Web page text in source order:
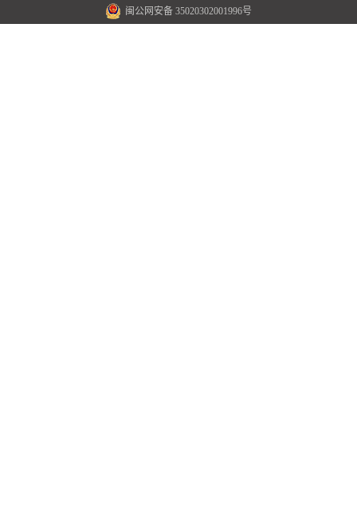
闽公网安备 35020302001996号